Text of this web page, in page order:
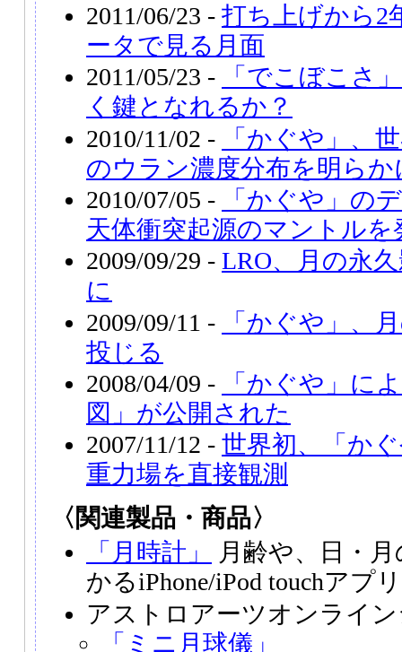
2011/06/23 - 打ち上げから2
ータで見る月面
2011/05/23 -
「でこぼこさ
く鍵となれるか？
2010/11/02 -
「かぐや」、
のウラン濃度分布を明らか
2010/07/05 -
「かぐや」の
天体衝突起源のマントルを
2009/09/29 - LRO、月の永
に
2009/09/11 -
「かぐや」、
投じる
2008/04/09 -
「かぐや」に
図」が公開された
2007/11/12 - 世界初、「か
重力場を直接観測
〈関連製品・商品〉
「月時計」
月齢や、日・
かるiPhone/iPod touchアプリ
アストロアーツオンライ
「ミニ月球儀」